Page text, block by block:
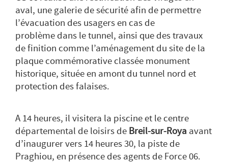
aval, une galerie de sécurité afin de permettre
l’évacuation des usagers en cas de
problème dans le tunnel, ainsi que des travaux
de finition comme l’aménagement du site de la
plaque commémorative classée monument
historique, située en amont du tunnel nord et
protection des falaises.
A 14 heures, il visitera la piscine et le centre
départemental de loisirs de Breil-sur-Roya avant
d’inaugurer vers 14 heures 30, la piste de
Praghiou, en présence des agents de Force 06.